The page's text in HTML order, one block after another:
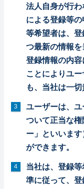
法人自身が行
による登録等
等希望者は、
つ最新の情報を
登録情報の内
ことによりユ
も、当社は一切
ユーザーは、
ついて正当な
ー」といいま
ができます。
当社は、登録
準に従って、登